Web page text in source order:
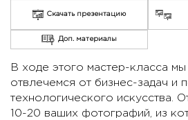
Скачать презентацию
Доп. материалы
В ходе этого мастер-класса
отвлечемся от бизнес-задач и
технологического искусства.
10-20 ваших фотографий, из